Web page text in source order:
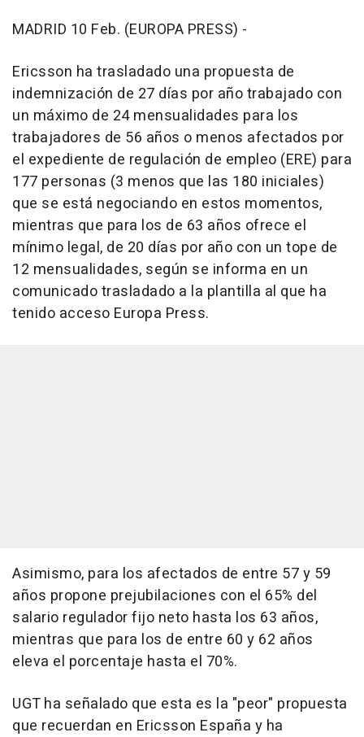
MADRID 10 Feb. (EUROPA PRESS) -
Ericsson ha trasladado una propuesta de
indemnización de 27 días por año trabajado con
un máximo de 24 mensualidades para los
trabajadores de 56 años o menos afectados por
el expediente de regulación de empleo (ERE) para
177 personas (3 menos que las 180 iniciales)
que se está negociando en estos momentos,
mientras que para los de 63 años ofrece el
mínimo legal, de 20 días por año con un tope de
12 mensualidades, según se informa en un
comunicado trasladado a la plantilla al que ha
tenido acceso Europa Press.
Asimismo, para los afectados de entre 57 y 59
años propone prejubilaciones con el 65% del
salario regulador fijo neto hasta los 63 años,
mientras que para los de entre 60 y 62 años
eleva el porcentaje hasta el 70%.
UGT ha señalado que esta es la "peor" propuesta
que recuerdan en Ericsson España y ha